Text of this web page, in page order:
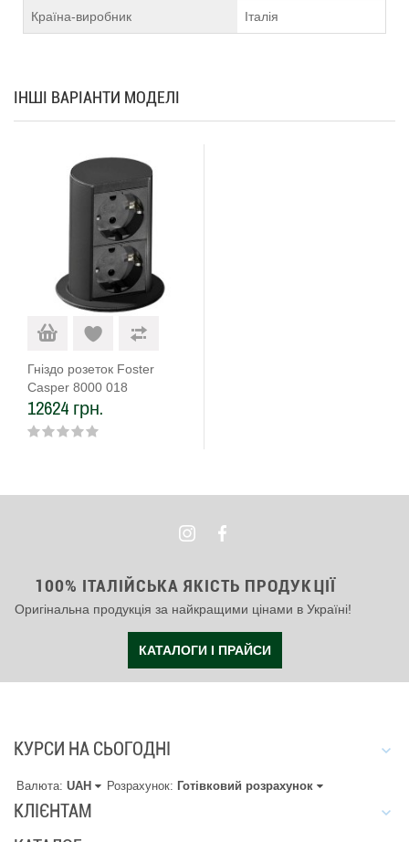
Країна-виробник Італія
ІНШІ ВАРІАНТИ МОДЕЛІ
Гніздо розеток Foster
Casper 8000 018
12624 грн.
100% ІТАЛІЙСЬКА ЯКІСТЬ ПРОДУКЦІЇ
Оригінальна продукція за найкращими цінами в Україні!
КАТАЛОГИ І ПРАЙСИ
КУРСИ НА СЬОГОДНІ
Валюта: UAH Розрахунок: Готівковий розрахунок
КЛІЄНТАМ